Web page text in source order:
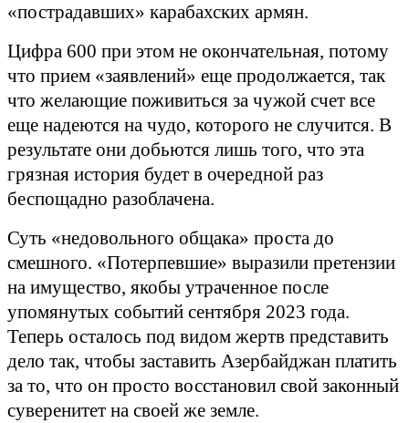
«пострадавших» карабахских армян.
Цифра 600 при этом не окончательная, потому
что прием «заявлений» еще продолжается, так
что желающие поживиться за чужой счет все
еще надеются на чудо, которого не случится. В
результате они добьются лишь того, что эта
грязная история будет в очередной раз
беспощадно разоблачена.
Суть «недовольного общака» проста до
смешного. «Потерпевшие» выразили претензии
на имущество, якобы утраченное после
упомянутых событий сентября 2023 года.
Теперь осталось под видом жертв представить
дело так, чтобы заставить Азербайджан платить
за то, что он просто восстановил свой законный
суверенитет на своей же земле.